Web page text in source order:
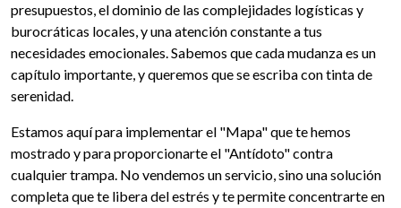
presupuestos, el dominio de las complejidades logísticas y
burocráticas locales, y una atención constante a tus
necesidades emocionales. Sabemos que cada mudanza es un
capítulo importante, y queremos que se escriba con tinta de
serenidad.
Estamos aquí para implementar el "Mapa" que te hemos
mostrado y para proporcionarte el "Antídoto" contra
cualquier trampa. No vendemos un servicio, sino una solución
completa que te libera del estrés y te permite concentrarte en